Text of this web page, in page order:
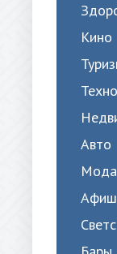
Кино
Авто
Мода